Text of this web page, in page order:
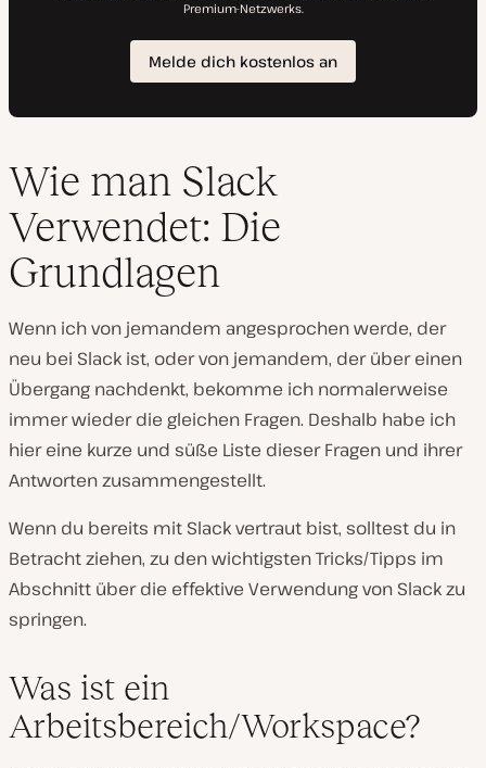
Wie man Slack
Verwendet: Die
Grundlagen
Wenn ich von jemandem angesprochen werde, der
neu bei Slack ist, oder von jemandem, der über einen
Übergang nachdenkt, bekomme ich normalerweise
immer wieder die gleichen Fragen. Deshalb habe ich
hier eine kurze und süße Liste dieser Fragen und ihrer
Antworten zusammengestellt.
Wenn du bereits mit Slack vertraut bist, solltest du in
Betracht ziehen, zu den wichtigsten Tricks/Tipps im
Abschnitt über die effektive Verwendung von Slack zu
springen.
Was ist ein
Arbeitsbereich/Workspace?